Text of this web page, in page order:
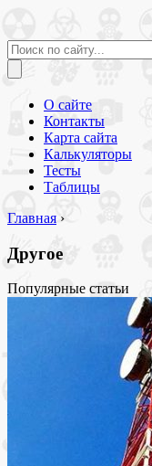
О сайте
Контакты
Карта сайта
Калькуляторы
Тесты
Таблицы
Главная ›
Другое
Популярные статьи